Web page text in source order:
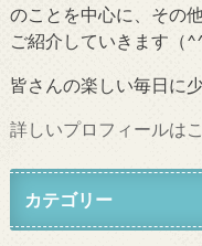
のことを中心に、その
ご紹介していきます（^^
皆さんの楽しい毎日に
詳しいプロフィールは
カテゴリー